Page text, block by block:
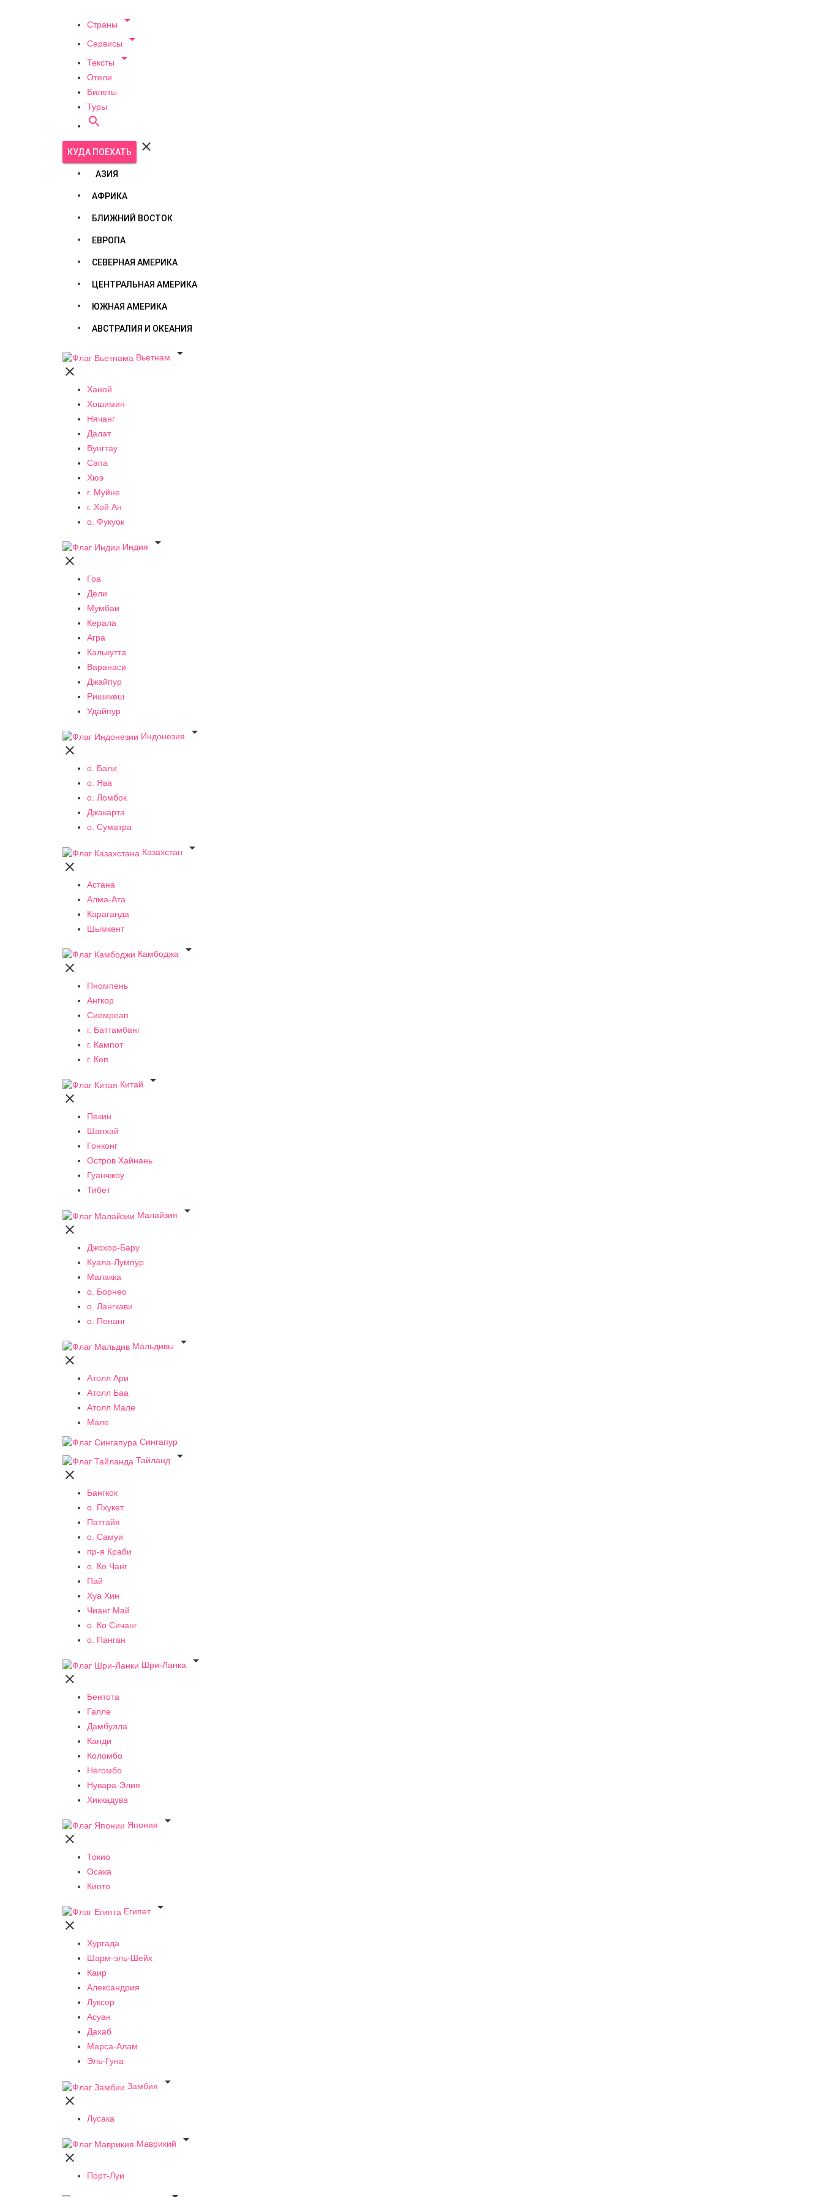
Страны 
Сервисы 
Тексты 
Отели
Билеты
Туры

КУДА ПОЕХАТЬ 
АЗИЯ
АФРИКА
БЛИЖНИЙ ВОСТОК
ЕВРОПА
СЕВЕРНАЯ АМЕРИКА
ЦЕНТРАЛЬНАЯ АМЕРИКА
ЮЖНАЯ АМЕРИКА
АВСТРАЛИЯ И ОКЕАНИЯ
Вьетнам


Ханой
Хошимин
Нячанг
Далат
Вунгтау
Сапа
Хюэ
г. Муйне
г. Хой Ан
о. Фукуок
Индия


Гоа
Дели
Мумбаи
Керала
Агра
Калькутта
Варанаси
Джайпур
Ришикеш
Удайпур
Индонезия


о. Бали
о. Ява
о. Ломбок
Джакарта
о. Суматра
Казахстан


Астана
Алма-Ата
Караганда
Шымкент
Камбоджа


Пномпень
Ангкор
Сиемреап
г. Баттамбанг
г. Кампот
г. Кеп
Китай


Пекин
Шанхай
Гонконг
Остров Хайнань
Гуанчжоу
Тибет
Малайзия


Джохор-Бару
Куала-Лумпур
Малакка
о. Борнео
о. Лангкави
о. Пенанг
Мальдивы


Атолл Ари
Атолл Баа
Атолл Мале
Мале
Сингапур
Тайланд


Бангкок
о. Пхукет
Паттайя
о. Самуи
пр-я Краби
о. Ко Чанг
Пай
Хуа Хин
Чианг Май
о. Ко Сичанг
о. Панган
Шри-Ланка


Бентота
Галле
Дамбулла
Канди
Коломбо
Негомбо
Нувара-Элия
Хиккадува
Япония


Токио
Осака
Киото
Египет


Хургада
Шарм-эль-Шейх
Каир
Александрия
Луксор
Асуан
Дахаб
Марса-Алам
Эль-Гуна
Замбия


Лусака
Маврикий


Порт-Луи